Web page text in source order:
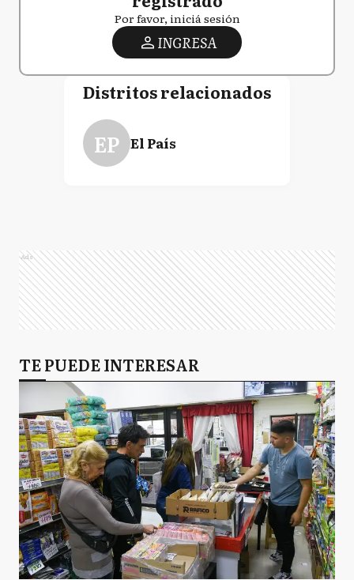
Por favor, iniciá sesión
INGRESA
Distritos relacionados
EP El País
Ads
TE PUEDE INTERESAR